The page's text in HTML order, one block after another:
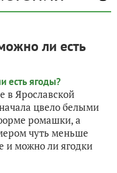
ли есть
в Ярославской
цвело белыми
ромашки, а
чуть меньше
и можно ли ягодки